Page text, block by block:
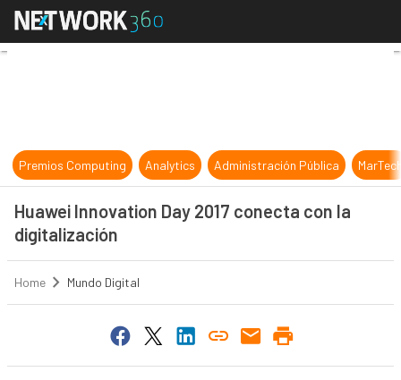
Huawei Innovation Day 2017
Premios Computing Analytics Administración Pública
Huawei Innovation Day 2017 conecta con la
digitalización
Home Mundo Digital